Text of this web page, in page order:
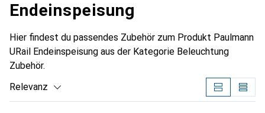
Endeinspeisung
Hier findest du passendes Zubehör zum Produkt Paulmann
URail Endeinspeisung aus der Kategorie Beleuchtung
Zubehör.
Relevanz